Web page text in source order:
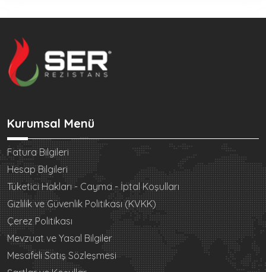
Kurumsal Menü
Fatura Bilgileri
Hesap Bilgileri
Tüketici Hakları - Cayma - İptal Koşulları
Gizlilik ve Güvenlik Politikası (KVKK)
Çerez Politikası
Mevzuat ve Yasal Bilgiler
Mesafeli Satış Sözleşmesi